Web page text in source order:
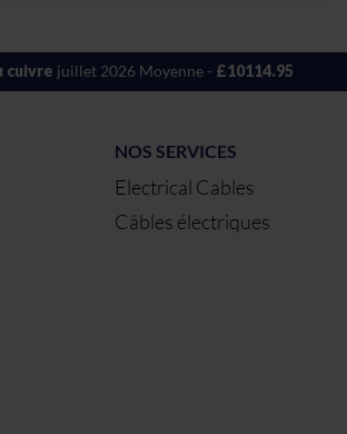
cuivre juillet 2026 Moyenne - £10114.95
NOS SERVICES
Electrical Cables
Câbles électriques